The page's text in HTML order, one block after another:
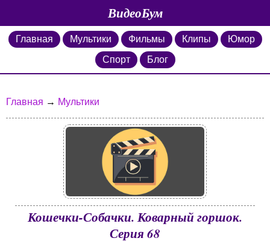
ВидеоБум
Главная Мультики Фильмы Клипы
Юмор
Спорт
Блог
Главная → Мультики
Кошечки-Собачки. Коварный горшок.
Серия 68